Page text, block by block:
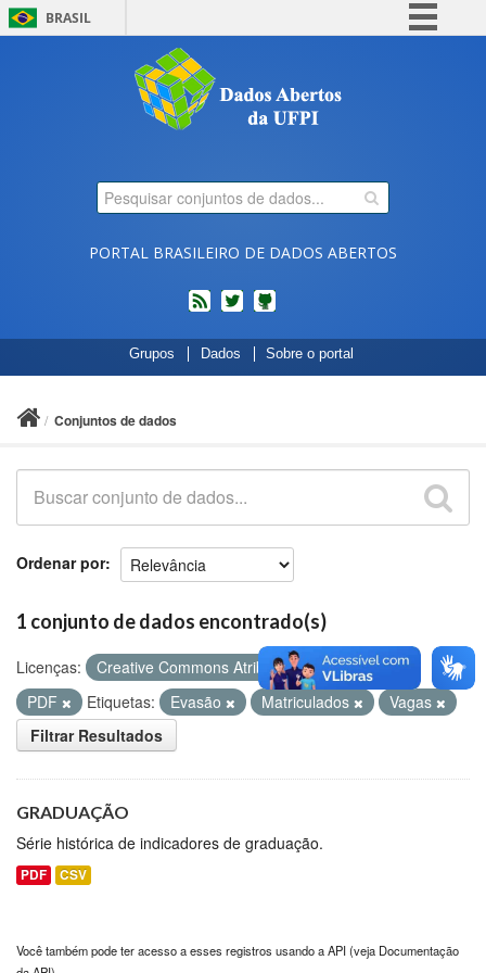
BRASIL
Comunica BR
Participe
Legislação
PORTAL BRASILEIRO DE DADOS ABERTOS
feed twitterCódigos
fonte
de
no
Grupos Dados Sobre o portal
Conjuntos de dados
Ordenar por
1 conjunto de dados encontrado(s)
Licenças: Creative Commons Atribuição
Formatos:
PDF
Etiquetas: Evasão Matriculados
Vagas
Filtrar Resultados
GRADUAÇÃO
Série histórica de indicadores de graduação.
PDF CSV
Você também pode ter acesso a esses registros usando aAPI(veja Documentação